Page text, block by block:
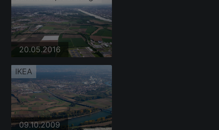
20.05.2016
IKEA
09.10.2009